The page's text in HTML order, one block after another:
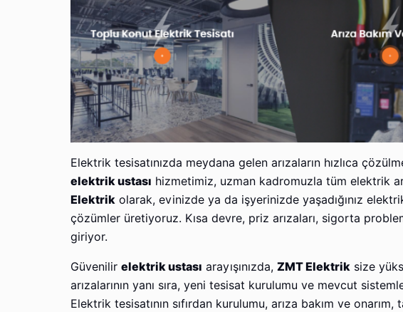
Elektrik tesisatınızda meydana gelen arızaların hızlıca
elektrik ustası hizmetimiz, uzman kadromuzla tüm elektrik
Elektrik olarak, evinizde ya da işyerinizde yaşadığınız
çözümler üretiyoruz. Kısa devre, priz arızaları, sigorta
giriyor.
Güvenilir elektrik ustası arayışınızda, ZMT Elektrik size
arızalarının yanı sıra, yeni tesisat kurulumu ve mevcut
Elektrik tesisatının sıfırdan kurulumu, arıza bakım ve